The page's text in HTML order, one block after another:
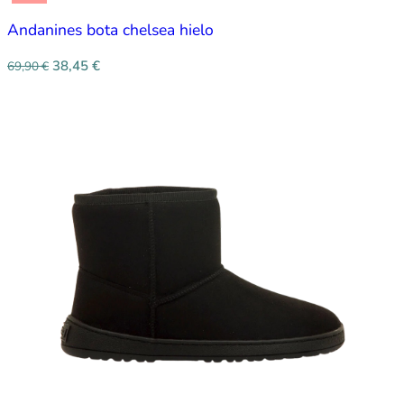
Andanines bota chelsea hielo
69,90€ 38,45 €